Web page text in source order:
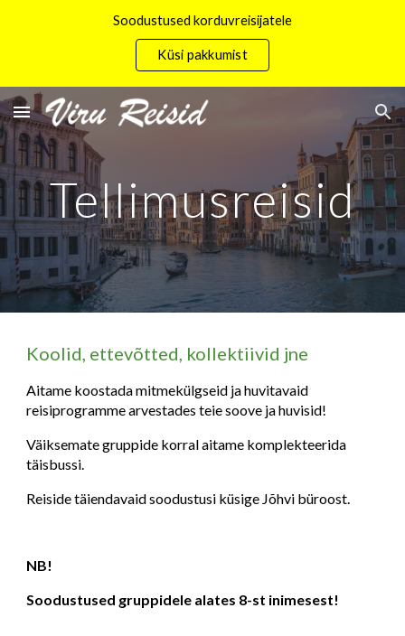
Soodustused korduvreisijatele
Küsi pakkumist
Tellimusreisid
Koolid, ettevõtted, kollektiivid jne
Aitame koostada mitmekülgseid ja huvitavaid
reisiprogramme arvestades teie soove ja huvisid!
Väiksemate gruppide korral aitame komplekteerida
täisbussi.
Reiside täiendavaid soodustusi küsige Jõhvi büroost.
NB!
Soodustused gruppidele alates 8-st inimesest!